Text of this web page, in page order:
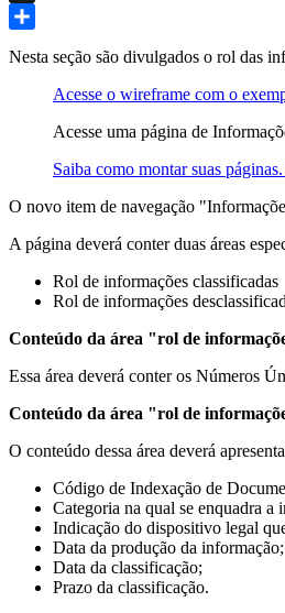
X
Nesta seção são divulgados o rol das
Acesse o wireframe com o
Acesse uma página de
Saiba como montar suas
O novo item de navegação
A página deverá conter duas áreas
Rol de informações classificadas
Rol de informações
Conteúdo da área "rol de
Essa área deverá conter os Números
Conteúdo da área "rol de
O conteúdo dessa área deverá
Código de Indexação de
Categoria na qual se enquadra a
Indicação do dispositivo legal
Data da produção da informação;
Data da classificação;
Prazo da classificação.